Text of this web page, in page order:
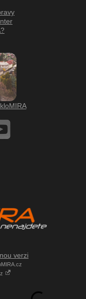
verzi